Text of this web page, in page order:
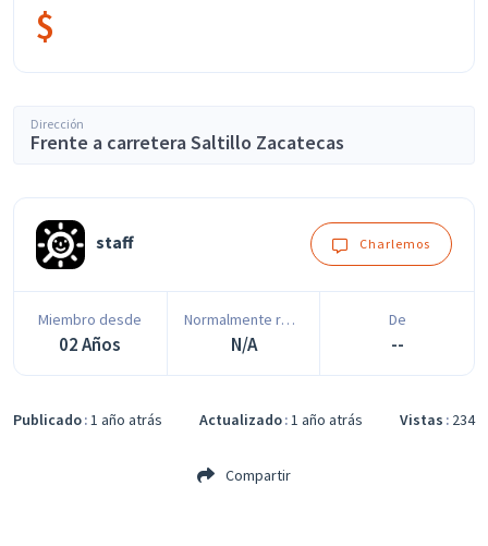
$
Dirección
Frente a carretera Saltillo Zacatecas
staff Charlemos
Miembro desde
02 Años
Normalmente responde en
N/A
De
--
Publicado 1 año atrás Actualizado 1 año atrás Vistas 234
Compartir